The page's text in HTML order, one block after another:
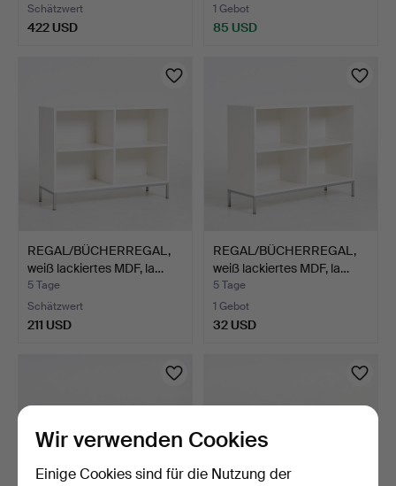
Schätzwert
422 USD
1 Gebot
85 USD
REGAL/BÜCHERREGAL,
weiß lackiertes MDF, la…
5 Tage
Schätzwert
211 USD
REGAL/BÜCHERREGAL,
weiß lackiertes MDF, la…
5 Tage
1 Gebot
32 USD
Wir verwenden Cookies
Einige Cookies sind für die Nutzung der